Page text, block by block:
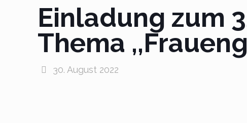
Einladung zum
Thema
30. August 2022